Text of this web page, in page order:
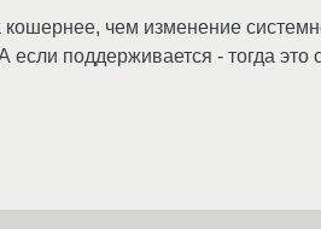
чем изменение
поддерживается - тогда